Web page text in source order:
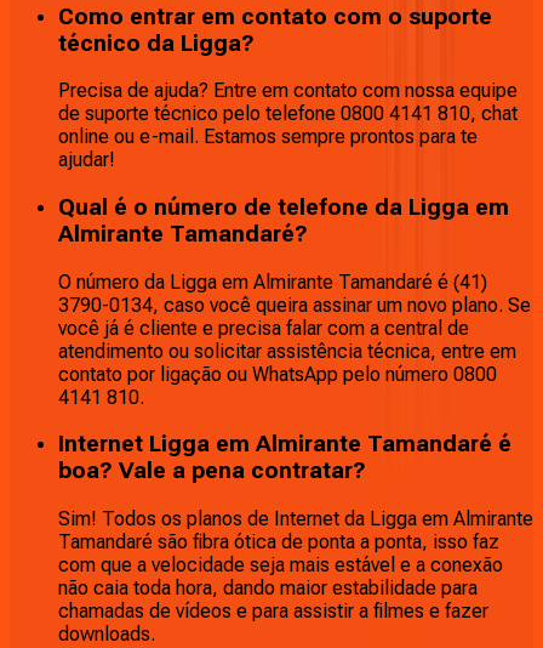
Como entrar em contato com o suporte
técnico da Ligga?
Precisa de ajuda? Entre em contato com nossa equipe
de suporte técnico pelo telefone 0800 4141 810, chat
online ou e-mail. Estamos sempre prontos para te
ajudar!
Qual é o número de telefone da Ligga em
Almirante Tamandaré?
O número da Ligga em Almirante Tamandaré é (41)
3790-0134, caso você queira assinar um novo plano. Se
você já é cliente e precisa falar com a central de
atendimento ou solicitar assistência técnica, entre em
contato por ligação ou WhatsApp pelo número 0800
4141 810.
Internet Ligga em Almirante Tamandaré é
boa? Vale a pena contratar?
Sim! Todos os planos de Internet da Ligga em Almirante
Tamandaré são fibra ótica de ponta a ponta, isso faz
com que a velocidade seja mais estável e a conexão
não caia toda hora, dando maior estabilidade para
chamadas de vídeos e para assistir a filmes e fazer
downloads.